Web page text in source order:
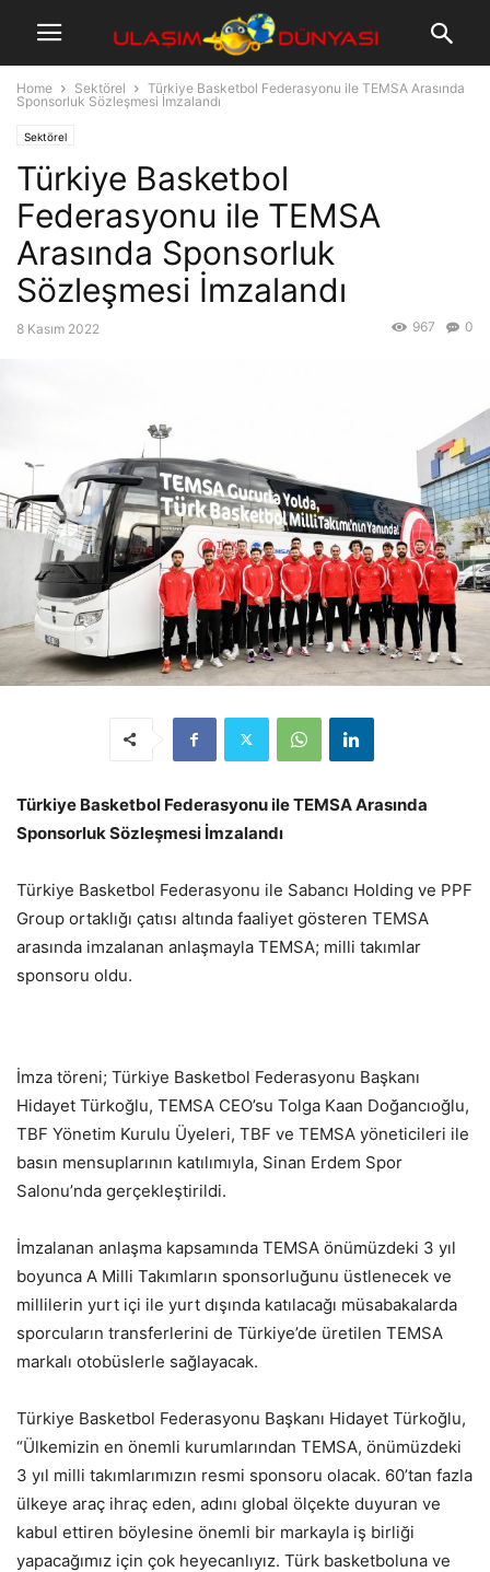
Home Sektörel
Türkiye Basketbol Federasyonu ile TEMSA Arasında
Sponsorluk Sözleşmesi İmzalandı
Sektörel
Türkiye Basketbol
Federasyonu ile TEMSA
Arasında Sponsorluk
Sözleşmesi İmzalandı
8 Kasım 2022 0
967
Türkiye Basketbol Federasyonu ile TEMSA Arasında
Sponsorluk Sözleşmesi İmzalandı
Türkiye Basketbol Federasyonu ile Sabancı Holding ve PPF
Group ortaklığı çatısı altında faaliyet gösteren TEMSA
arasında imzalanan anlaşmayla TEMSA; milli takımlar
sponsoru oldu.
İmza töreni; Türkiye Basketbol Federasyonu Başkanı
Hidayet Türkoğlu, TEMSA CEO’su Tolga Kaan Doğancıoğlu,
TBF Yönetim Kurulu Üyeleri, TBF ve TEMSA yöneticileri ile
basın mensuplarının katılımıyla, Sinan Erdem Spor
Salonu’nda gerçekleştirildi.
İmzalanan anlaşma kapsamında TEMSA önümüzdeki 3 yıl
boyunca A Milli Takımların sponsorluğunu üstlenecek ve
millilerin yurt içi ile yurt dışında katılacağı müsabakalarda
sporcuların transferlerini de Türkiye’de üretilen TEMSA
markalı otobüslerle sağlayacak.
Türkiye Basketbol Federasyonu Başkanı Hidayet Türkoğlu,
“Ülkemizin en önemli kurumlarından TEMSA, önümüzdeki
3 yıl milli takımlarımızın resmi sponsoru olacak. 60’tan fazla
ülkeye araç ihraç eden, adını global ölçekte duyuran ve
kabul ettiren böylesine önemli bir markayla iş birliği
yapacağımız için çok heyecanlıyız. Türk basketboluna ve